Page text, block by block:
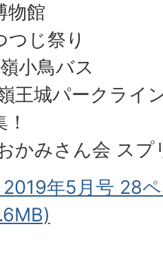
物館
つじ祭り
小鳥バス
王城パークライ
かみさん会 ス
年5月号 28